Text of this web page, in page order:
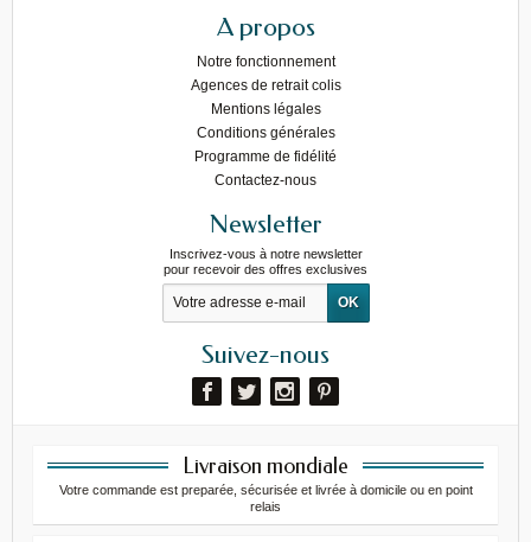
A propos
Notre fonctionnement
Agences de retrait colis
Mentions légales
Conditions générales
Programme de fidélité
Contactez-nous
Newsletter
Inscrivez-vous à notre newsletter
pour recevoir des offres exclusives
Suivez-nous
Livraison mondiale
Votre commande est preparée, sécurisée et livrée à domicile ou en point
relais